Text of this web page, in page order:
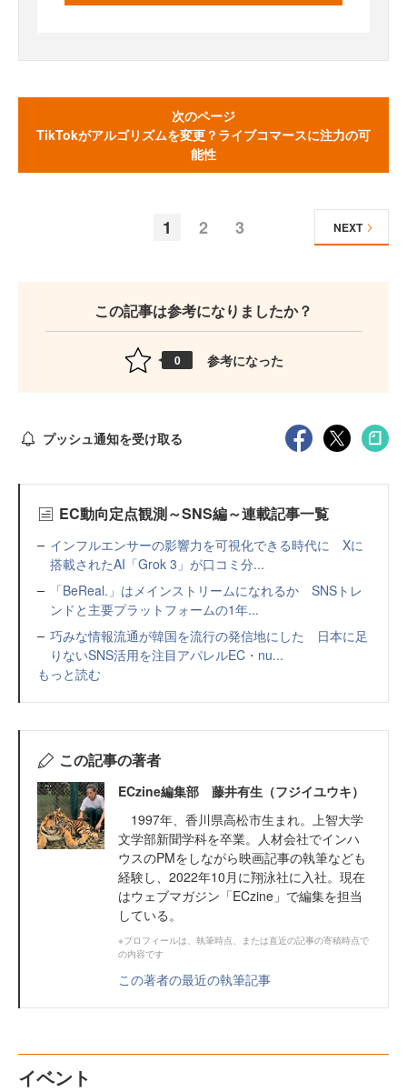
次のページ
TikTokがアルゴリズムを変更？ライブコマースに注力の可
能性
1 2 3 NEXT
この記事は参考になりましたか？
0 参考になった
プッシュ通知を受け取る
EC動向定点観測～SNS編～連載記事一覧
インフルエンサーの影響力を可視化できる時代に Xに
搭載されたAI「Grok 3」が口コミ分...
「BeReal.」はメインストリームになれるか SNSトレ
ンドと主要プラットフォームの1年...
巧みな情報流通が韓国を流行の発信地にした 日本に足
りないSNS活用を注目アパレルEC・nu...
もっと読む
この記事の著者
ECzine編集部 藤井有生（フジイユウキ）
1997年、香川県高松市生まれ。上智大学
文学部新聞学科を卒業。人材会社でインハ
ウスのPMをしながら映画記事の執筆なども
経験し、2022年10月に翔泳社に入社。現在
はウェブマガジン「ECzine」で編集を担当
している。
※プロフィールは、執筆時点、または直近の記事の寄稿時点で
の内容です
この著者の最近の執筆記事
イベント